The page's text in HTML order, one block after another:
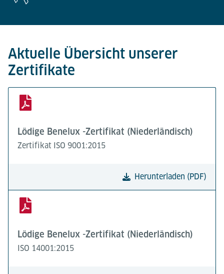
Aktuelle Übersicht unserer
Zertifikate
Lödige Benelux -Zertifikat (Niederländisch)
Zertifikat ISO 9001:2015
Herunterladen (PDF)
Lödige Benelux -Zertifikat (Niederländisch)
ISO 14001:2015